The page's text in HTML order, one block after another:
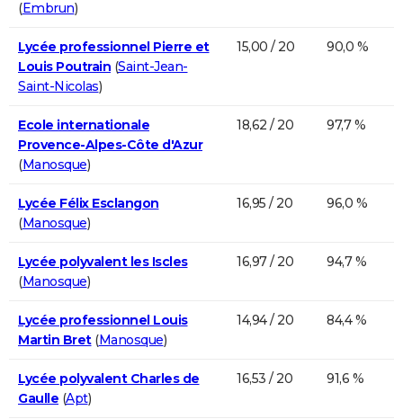
(Embrun)
Lycée professionnel Pierre et
Louis Poutrain (Saint-Jean-
Saint-Nicolas)
15,00 / 20 90,0 %
Ecole internationale
Provence-Alpes-Côte d'Azur
(Manosque)
18,62 / 20 97,7 %
Lycée Félix Esclangon
(Manosque)
16,95 / 20 96,0 %
Lycée polyvalent les Iscles
(Manosque)
16,97 / 20 94,7 %
Lycée professionnel Louis
Martin Bret(Manosque)
14,94 / 20 84,4 %
Lycée polyvalent Charles de
Gaulle (Apt)
16,53 / 20 91,6 %